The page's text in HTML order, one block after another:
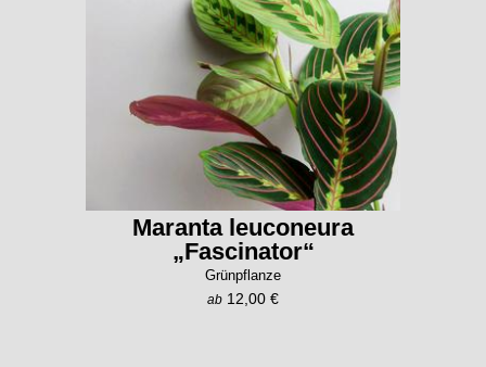
Maranta leuconeura
„Fascinator“
Grünpflanze
ab 12,00 €